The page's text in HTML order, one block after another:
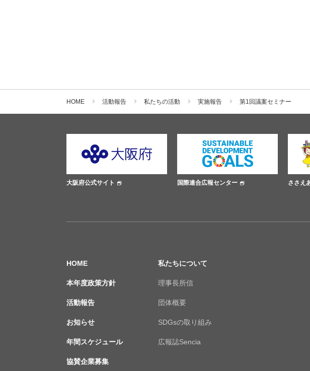
HOME 活動報告 私たちの活動 実施報告 第1回議案セミナー
国際連合広報センター ささえあいプロジェクト
HOME
本年度政策方針
活動報告
お知らせ
年間スケジュール
協賛企業募集
私たちについて
理事長所信
団体概要
SDGsの取り組み
広報誌Sencia